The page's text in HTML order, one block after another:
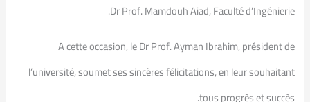
Dr Prof. Mamdouh Aiad, Faculté d’Ingénierie.
A cette occasion, le Dr Prof. Ayman Ibrahim, président de
l’université, soumet ses sincères félicitations, en leur souhaitant
tous progrès et succès.